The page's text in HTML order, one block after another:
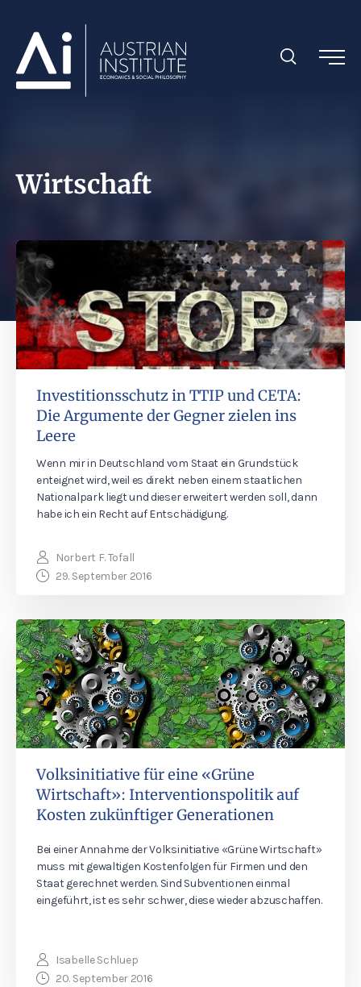
Wirtschaft
Investitionsschutz in TTIP und CETA:
Die Argumente der Gegner zielen ins
Leere
Wenn mir in Deutschland vom Staat ein Grundstück
enteignet wird, weil es direkt neben einem staatlichen
Nationalpark liegt und dieser erweitert werden soll, dann
habe ich ein Recht auf Entschädigung.
Norbert F. Tofall
29. September 2016
Volksinitiative für eine «Grüne
Wirtschaft»: Interventionspolitik auf
Kosten zukünftiger Generationen
Bei einer Annahme der Volksinitiative «Grüne Wirtschaft»
muss mit gewaltigen Kostenfolgen für Firmen und den
Staat gerechnet werden. Sind Subventionen einmal
eingeführt, ist es sehr schwer, diese wieder abzuschaffen.
Isabelle Schluep
20. September 2016